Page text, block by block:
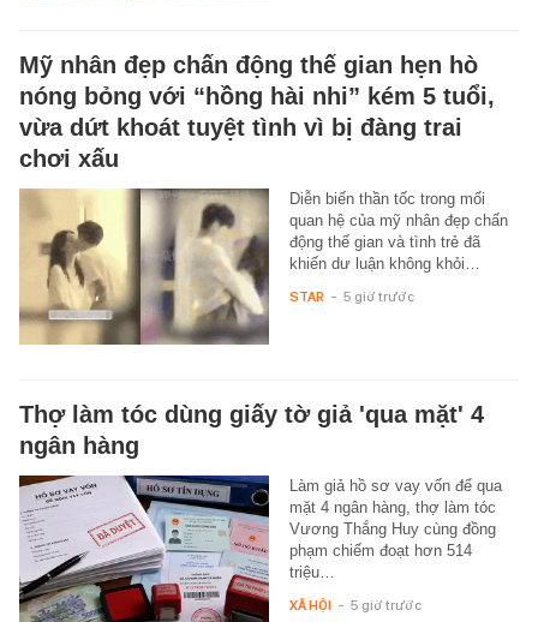
Mỹ nhân đẹp chấn động thế gian hẹn hò
nóng bỏng với “hồng hài nhi” kém 5 tuổi,
vừa dứt khoát tuyệt tình vì bị đàng trai
chơi xấu
Diễn biến thần tốc trong mối
quan hệ của mỹ nhân đẹp chấn
động thế gian và tình trẻ đã
khiến dư luận không khỏi…
STAR - 5 giờ trước
Thợ làm tóc dùng giấy tờ giả 'qua mặt' 4
ngân hàng
Làm giả hồ sơ vay vốn để qua
mặt 4 ngân hàng, thợ làm tóc
Vương Thắng Huy cùng đồng
phạm chiếm đoạt hơn 514
triệu…
XÃ HỘI - 5 giờ trước